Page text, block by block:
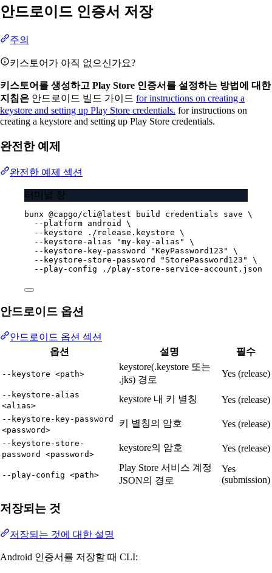
안드로이드 인증서 저장
주의
키스토어가 아직 없으신가요?
키스토어를 생성하고 Play Store 인증서를 설정하는 방법에 대한
지침은 안드로이드 빌드 가이드 for instructions on creating a
keystore and setting up Play Store credentials. for instructions on
creating a keystore and setting up Play Store credentials.
완전한 예제
완전한 예제 섹션
터미널 창
bunx @capgo/cli@latest build credentials save \
--platform android
\
--keystore
./release.keystore \
--keystore-alias
"my-key-alias"
\
--keystore-key-password
"KeyPassword123"
\
--keystore-store-password
"StorePassword123"
\
--play-config
./play-store-service-account.json
안드로이드 옵션
안드로이드 옵션 섹션
옵션
설명 필수
--keystore <path>
keystore(.keystore 또는
.jks) 경로
Yes (release)
--keystore-alias
<alias>
keystore 내 키 별칭 Yes (release)
--keystore-key-password
<password>
키 별칭의 암호 Yes (release)
--keystore-store-
password <password>
keystore의 암호 Yes (release)
--play-config <path>
Play Store 서비스 계정
JSON의 경로
Yes
(submission)
저장되는 것
저장되는 것에 대한 설명
Android 인증서를 저장할 때 CLI: